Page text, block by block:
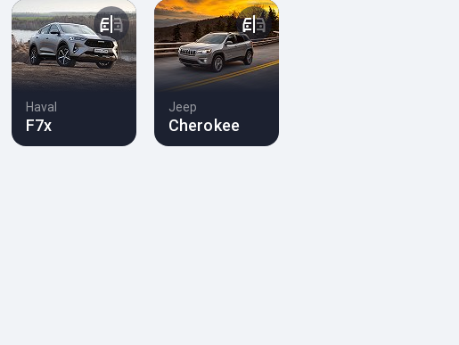
Haval
F7x
Jeep
Cherokee